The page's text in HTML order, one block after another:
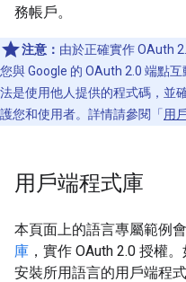
務帳戶。
注意： 由於正確實作 OAuth
您與 Google 的 OAuth 2.0 端點
法是使用他人提供的程式碼，並
護您和使用者。詳情請參閱「 用
用戶端程式庫
本頁面上的語言專屬範例
庫 ，實作 OAuth 2.0 授權
安裝所用語言的用戶端程式